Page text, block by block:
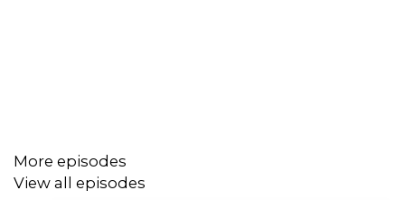
More episodes
View all episodes